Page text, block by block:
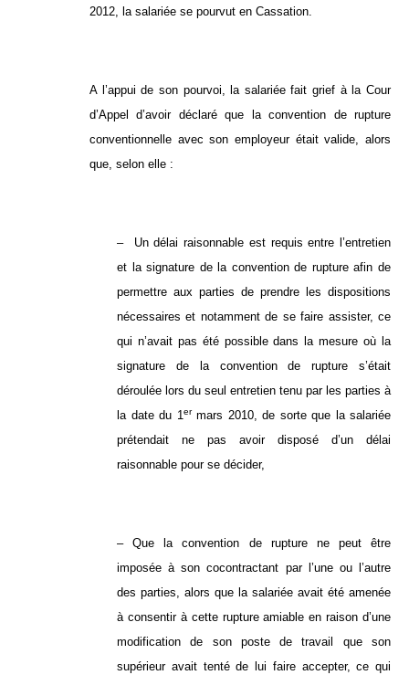
2012, la salariée se pourvut en Cassation.
A l’appui de son pourvoi, la salariée fait grief à la Cour
d’Appel d’avoir déclaré que la convention de rupture
conventionnelle avec son employeur était valide, alors
que, selon elle :
– Un délai raisonnable est requis entre l’entretien
et la signature de la convention de rupture afin de
permettre aux parties de prendre les dispositions
nécessaires et notamment de se faire assister, ce
qui n’avait pas été possible dans la mesure où la
signature de la convention de rupture s’était
déroulée lors du seul entretien tenu par les parties à
la date du 1ermars 2010, de sorte que la salariée
prétendait ne pas avoir disposé d’un délai
raisonnable pour se décider,
– Que la convention de rupture ne peut être
imposée à son cocontractant par l’une ou l’autre
des parties, alors que la salariée avait été amenée
à consentir à cette rupture amiable en raison d’une
modification de son poste de travail que son
supérieur avait tenté de lui faire accepter, ce qui